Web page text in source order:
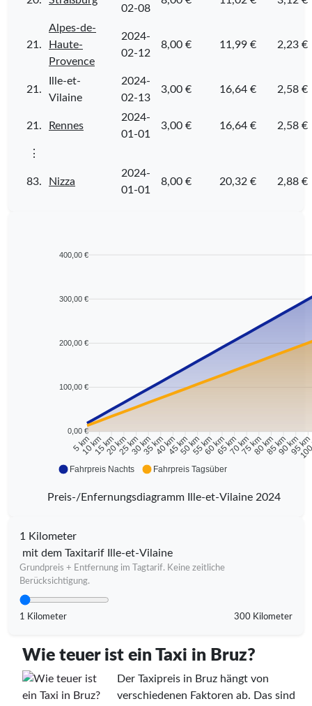
02-08
21.
Alpes-de-
Haute-
Provence
2024-
02-12
8,00 € 11,99 € 2,23 €
21.
Ille-et-
Vilaine
2024-
02-13
3,00 € 16,64 € 2,58 €
21. Rennes
2024-
01-01
3,00 € 16,64 € 2,58 €
⋮
83. Nizza
2024-
01-01
8,00 € 20,32 € 2,88 €
400,00 €
300,00 €
200,00 €
100,00 €
0,00 €
5 km
10 km15 km20 km25 km30 km35 km40 km45 km50 km55 km60 km65 km70 km75 km80 km85 km90 km95 km
Fahrpreis Nachts Fahrpreis Tagsüber
Preis-/Enfernungsdiagramm Ille-et-Vilaine 2024
1 Kilometer
mit dem Taxitarif Ille-et-Vilaine
Grundpreis + Entfernung im Tagtarif. Keine zeitliche
Berücksichtigung.
1 Kilometer 300 Kilometer
Wie teuer ist ein Taxi in Bruz?
Der Taxipreis in Bruz hängt von
verschiedenen Faktoren ab. Das sind